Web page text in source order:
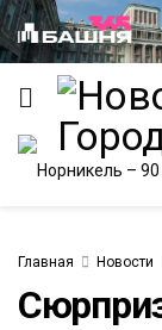
Главная Новости